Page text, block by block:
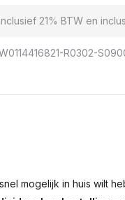
21% BTW en
R0302-
mogelijk in huis wilt